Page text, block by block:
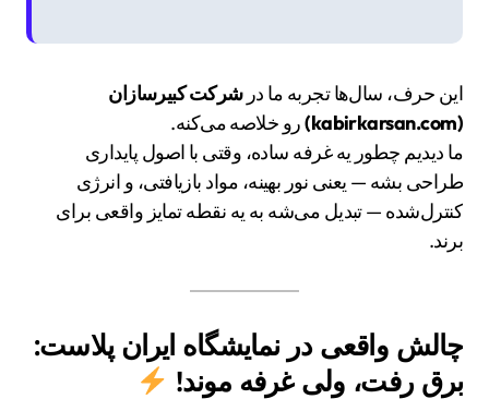
این حرف، سال‌ها تجربه ما درشرکت کبیرسازان
(kabirkarsan.com)
رو خلاصه می‌کنه.
ما دیدیم چطور یه غرفه ساده، وقتی با اصول پایداری
طراحی بشه — یعنی نور بهینه، مواد بازیافتی، و انرژی
کنترل‌شده — تبدیل می‌شه به یه نقطه تمایز واقعی برای
برند.
چالش واقعی در نمایشگاه ایران پلاست:
برق رفت، ولی غرفه موند!